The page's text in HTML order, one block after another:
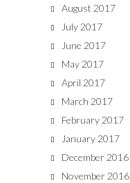
August 2017
July 2017
June 2017
May 2017
April 2017
March 2017
February 2017
January 2017
December 2016
November 2016